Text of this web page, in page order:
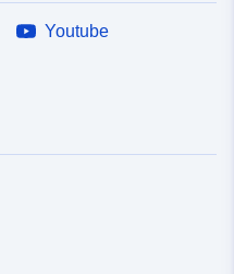
Youtube